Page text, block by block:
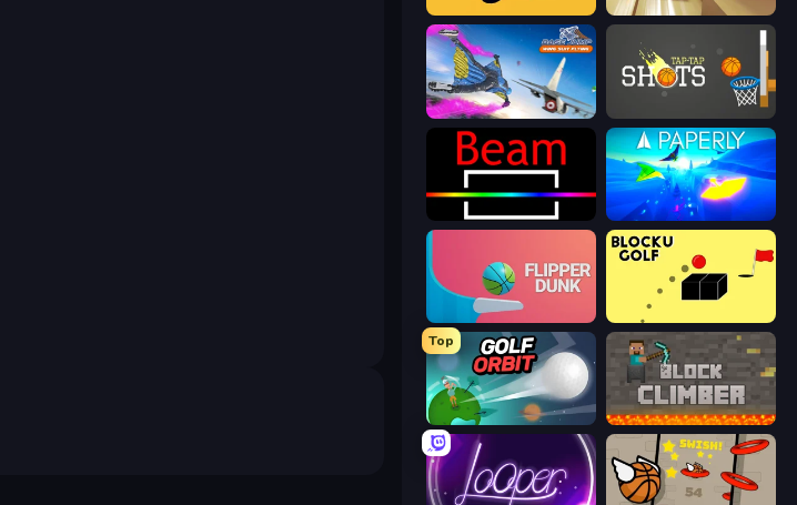
Color Hole Jet Rush
Base Jump Wing Suit Flying
Beam Paperly: Paper Plane Adventure
Flipper Dunk 3D Bounce Blocku Golf
Top
Golf Orbit Block Climber